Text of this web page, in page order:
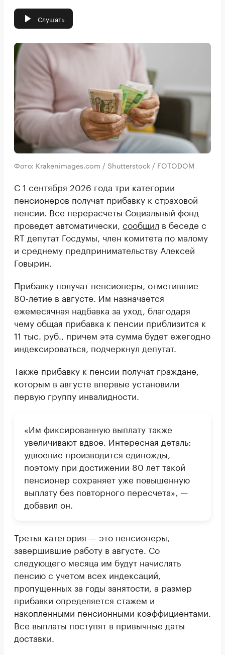
Слушать
Фото: Krakenimages.com / Shutterstock / FOTODOM
С 1 сентября 2026 года три категории
пенсионеров получат прибавку к страховой
пенсии. Все перерасчеты Социальный фонд
проведет автоматически, сообщил в беседе с
RT депутат Госдумы, член комитета по малому
и среднему предпринимательству Алексей
Говырин.
Прибавку получат пенсионеры, отметившие
80-летие в августе. Им назначается
ежемесячная надбавка за уход, благодаря
чему общая прибавка к пенсии приблизится к
11 тыс. руб., причем эта сумма будет ежегодно
индексироваться, подчеркнул депутат.
Также прибавку к пенсии получат граждане,
которым в августе впервые установили
первую группу инвалидности.
«Им фиксированную выплату также
увеличивают вдвое. Интересная деталь:
удвоение производится единожды,
поэтому при достижении 80 лет такой
пенсионер сохраняет уже повышенную
выплату без повторного пересчета», —
добавил он.
Третья категория — это пенсионеры,
завершившие работу в августе. Со
следующего месяца им будут начислять
пенсию с учетом всех индексаций,
пропущенных за годы занятости, а размер
прибавки определяется стажем и
накопленными пенсионными коэффициентами.
Все выплаты поступят в привычные даты
доставки.